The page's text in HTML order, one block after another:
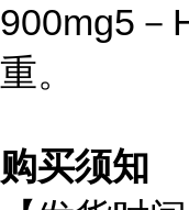
900mg5－
重。
购买须知